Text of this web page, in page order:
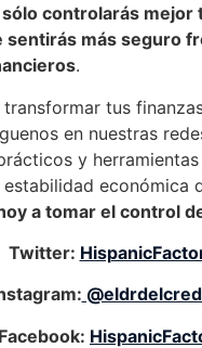
controlarás mejor
sentirás más seguro
.
transformar tus
en nuestras
y
económica
a tomar el control
Twitter:
Facebook: